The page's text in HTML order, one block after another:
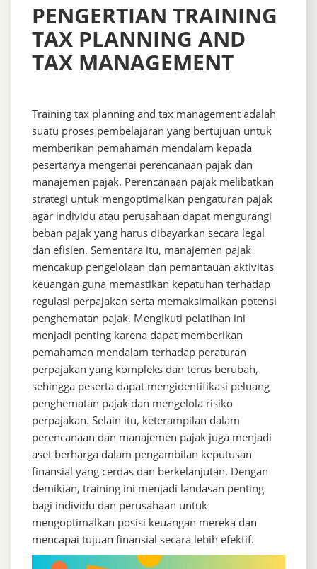
PENGERTIAN TRAINING
TAX PLANNING AND
TAX MANAGEMENT
Training tax planning and tax management adalah
suatu proses pembelajaran yang bertujuan untuk
memberikan pemahaman mendalam kepada
pesertanya mengenai perencanaan pajak dan
manajemen pajak. Perencanaan pajak melibatkan
strategi untuk mengoptimalkan pengaturan pajak
agar individu atau perusahaan dapat mengurangi
beban pajak yang harus dibayarkan secara legal
dan efisien. Sementara itu, manajemen pajak
mencakup pengelolaan dan pemantauan aktivitas
keuangan guna memastikan kepatuhan terhadap
regulasi perpajakan serta memaksimalkan potensi
penghematan pajak. Mengikuti pelatihan ini
menjadi penting karena dapat memberikan
pemahaman mendalam terhadap peraturan
perpajakan yang kompleks dan terus berubah,
sehingga peserta dapat mengidentifikasi peluang
penghematan pajak dan mengelola risiko
perpajakan. Selain itu, keterampilan dalam
perencanaan dan manajemen pajak juga menjadi
aset berharga dalam pengambilan keputusan
finansial yang cerdas dan berkelanjutan. Dengan
demikian, training ini menjadi landasan penting
bagi individu dan perusahaan untuk
mengoptimalkan posisi keuangan mereka dan
mencapai tujuan finansial secara lebih efektif.